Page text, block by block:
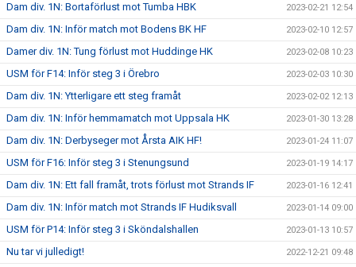
Dam div. 1N: Bortaförlust mot Tumba HBK 2023-02-21 12:54
Dam div. 1N: Inför match mot Bodens BK HF 2023-02-10 12:57
Damer div. 1N: Tung förlust mot Huddinge HK 2023-02-08 10:23
USM för F14: Inför steg 3 i Örebro 2023-02-03 10:30
Dam div. 1N: Ytterligare ett steg framåt 2023-02-02 12:13
Dam div. 1N: Inför hemmamatch mot Uppsala HK 2023-01-30 13:28
Dam div. 1N: Derbyseger mot Årsta AIK HF! 2023-01-24 11:07
USM för F16: Inför steg 3 i Stenungsund 2023-01-19 14:17
Dam div. 1N: Ett fall framåt, trots förlust mot Strands IF 2023-01-16 12:41
Dam div. 1N: Inför match mot Strands IF Hudiksvall 2023-01-14 09:00
USM för P14: Inför steg 3 i Sköndalshallen 2023-01-13 10:57
Nu tar vi julledigt! 2022-12-21 09:48